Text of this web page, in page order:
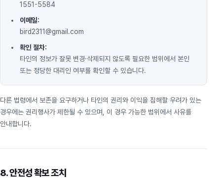
1551-5584
이메일:
bird2311@gmail.com
확인 절차:
타인의 정보가 잘못 변경·삭제되지 않도록 필요한 범위에서 본인
또는 정당한 대리인 여부를 확인할 수 있습니다.
다른 법령에서 보존을 요구하거나 타인의 권리와 이익을 침해할 우려가 있는
경우에는 권리행사가 제한될 수 있으며, 이 경우 가능한 범위에서 사유를
안내합니다.
8. 안전성 확보 조치